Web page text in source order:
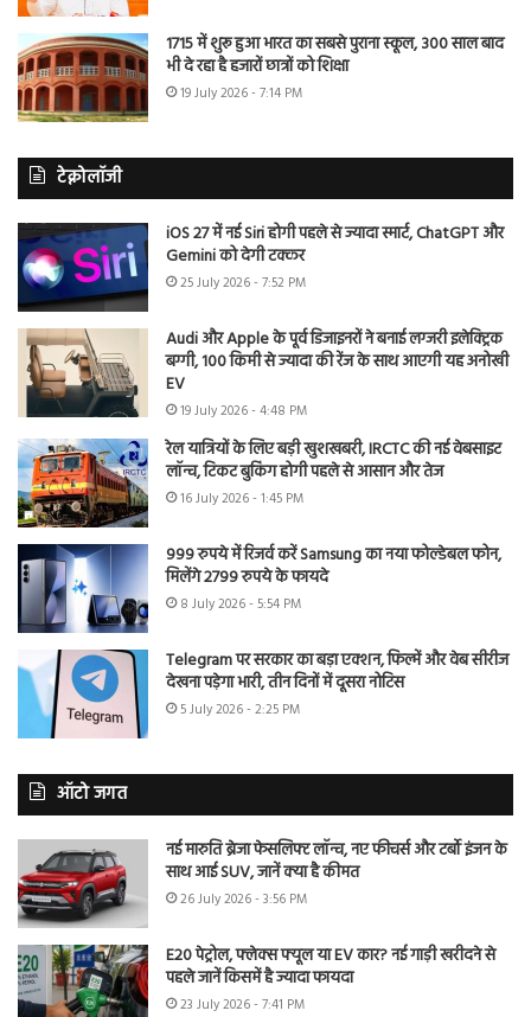
1715 में शुरू हुआ भारत का सबसे पुराना स्कूल, 300 साल बाद
भी दे रहा है हजारों छात्रों को शिक्षा
19 July 2026 - 7:14 PM
टेक्नोलॉजी
iOS 27 में नई Siri होगी पहले से ज्यादा स्मार्ट, ChatGPT और
Gemini को देगी टक्कर
25 July 2026 - 7:52 PM
Audi और Apple के पूर्व डिजाइनरों ने बनाई लग्जरी इलेक्ट्रिक
बग्गी, 100 किमी से ज्यादा की रेंज के साथ आएगी यह अनोखी
EV
19 July 2026 - 4:48 PM
रेल यात्रियों के लिए बड़ी खुशखबरी, IRCTC की नई वेबसाइट
लॉन्च, टिकट बुकिंग होगी पहले से आसान और तेज
16 July 2026 - 1:45 PM
999 रुपये में रिजर्व करें Samsung का नया फोल्डेबल फोन,
मिलेंगे 2799 रुपये के फायदे
8 July 2026 - 5:54 PM
Telegram पर सरकार का बड़ा एक्शन, फिल्में और वेब सीरीज
देखना पड़ेगा भारी, तीन दिनों में दूसरा नोटिस
5 July 2026 - 2:25 PM
ऑटो जगत
नई मारुति ब्रेजा फेसलिफ्ट लॉन्च, नए फीचर्स और टर्बो इंजन के
साथ आई SUV, जानें क्या है कीमत
26 July 2026 - 3:56 PM
E20 पेट्रोल, फ्लेक्स फ्यूल या EV कार? नई गाड़ी खरीदने से
पहले जानें किसमें है ज्यादा फायदा
23 July 2026 - 7:41 PM